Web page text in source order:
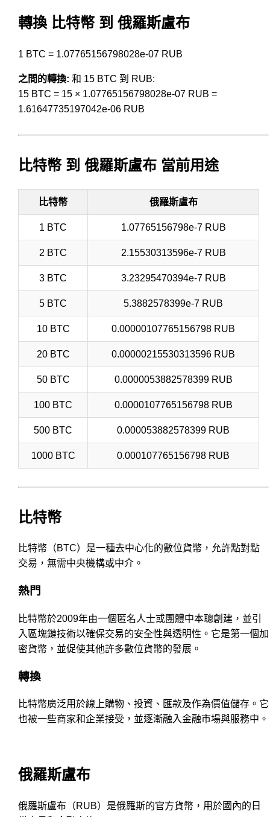
轉換 比特幣 到 俄羅斯盧布
1 BTC = 1.07765156798028e-07 RUB
之間的轉換: 和 15 BTC 到 RUB:
15 BTC = 15 × 1.07765156798028e-07 RUB =
1.61647735197042e-06 RUB
比特幣 到 俄羅斯盧布 當前用途
比特幣 俄羅斯盧布
1 BTC 1.07765156798e-7 RUB
2 BTC 2.15530313596e-7 RUB
3 BTC 3.23295470394e-7 RUB
5 BTC 5.3882578399e-7 RUB
10 BTC 0.00000107765156798 RUB
20 BTC 0.00000215530313596 RUB
50 BTC 0.0000053882578399 RUB
100 BTC 0.0000107765156798 RUB
500 BTC 0.000053882578399 RUB
1000 BTC 0.000107765156798 RUB
比特幣
比特幣（BTC）是一種去中心化的數位貨幣，允許點對點
交易，無需中央機構或中介。
熱門
比特幣於2009年由一個匿名人士或團體中本聰創建，並引
入區塊鏈技術以確保交易的安全性與透明性。它是第一個加
密貨幣，並促使其他許多數位貨幣的發展。
轉換
比特幣廣泛用於線上購物、投資、匯款及作為價值儲存。它
也被一些商家和企業接受，並逐漸融入金融市場與服務中。
俄羅斯盧布
俄羅斯盧布（RUB）是俄羅斯的官方貨幣，用於國內的日